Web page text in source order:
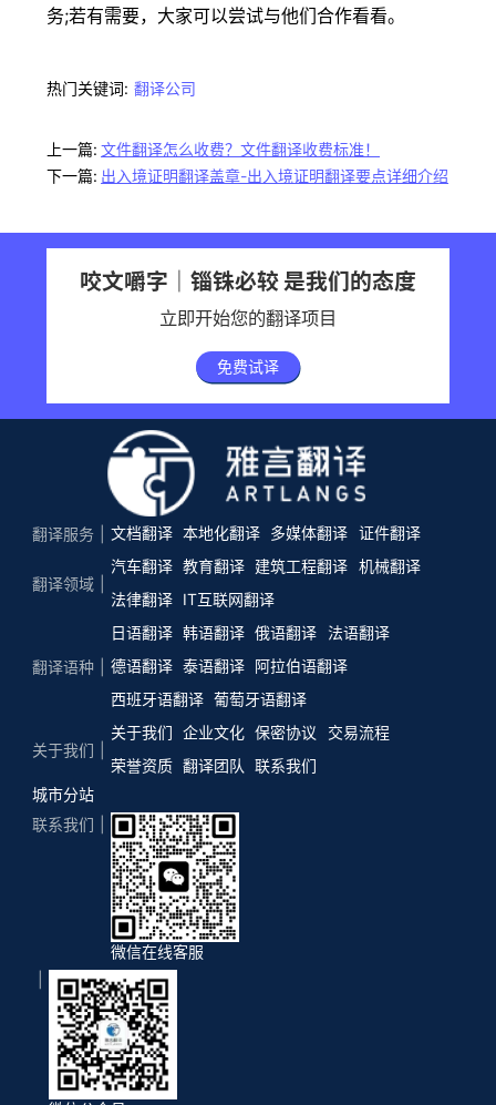
务;若有需要，大家可以尝试与他们合作看看。
热门关键词: 翻译公司
上一篇: 文件翻译怎么收费？文件翻译收费标准！
下一篇: 出入境证明翻译盖章-出入境证明翻译要点详细介绍
咬文嚼字｜锱铢必较 是我们的态度
立即开始您的翻译项目
免费试译
翻译服务 文档翻译 本地化翻译 多媒体翻译 证件翻译
翻译领域
汽车翻译 教育翻译 建筑工程翻译 机械翻译
法律翻译
IT互联网翻译
翻译语种
日语翻译 韩语翻译 俄语翻译
法语翻译
德语翻译 泰语翻译 阿拉伯语翻译
西班牙语翻译 葡萄牙语翻译
关于我们
关于我们 企业文化 保密协议
交易流程
荣誉资质 翻译团队
联系我们
城市分站
联系我们
微信在线客服